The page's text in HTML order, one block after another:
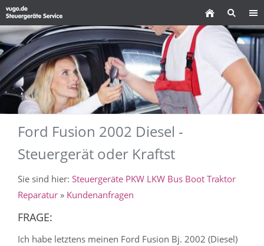
Ford Fusion 2002 Diesel -
Steuergerät oder Kraftst
Sie sind hier: Steuergeräte PKW LKW Bus Boot Traktor
Reparatur » Kundenanfragen
FRAGE:
Ich habe letztens meinen Ford Fusion Bj. 2002 (Diesel)